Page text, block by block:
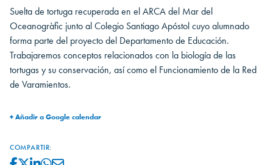
Suelta de tortuga recuperada en el ARCA del Mar del
Oceanogràfic junto al Colegio Santiago Apóstol cuyo alumnado
forma parte del proyecto del Departamento de Educación.
Trabajaremos conceptos relacionados con la biología de las
tortugas y su conservación, así como el Funcionamiento de la Red
de Varamientos.
+ Añadir a Google calendar
COMPARTIR: